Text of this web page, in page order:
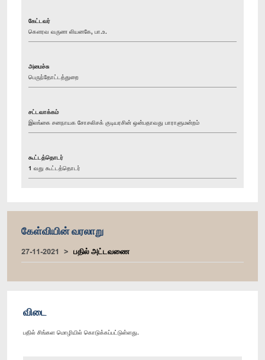
கேட்டவர்
கௌரவ வருண லியனகே, பா.உ.
அமைச்சு
பெருந்தோட்டத்துறை
சட்டவாக்கம்
இலங்கை சனநாயக சோசலிசக் குடியரசின் ஒன்பதாவது பாராளுமன்றம்
கூட்டத்தொடர்
1 வது கூட்டத்தொடர்
கேள்வியின் வரலாறு
27-11-2021 பதில் அட்டவணை
விடை
பதில் சிங்கள மொழியில் கொடுக்கப்பட்டுள்ளது.